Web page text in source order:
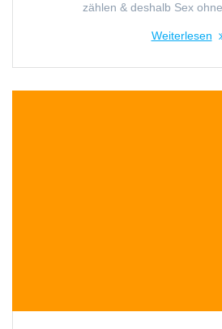
zählen & deshalb Sex
Weiterlesen